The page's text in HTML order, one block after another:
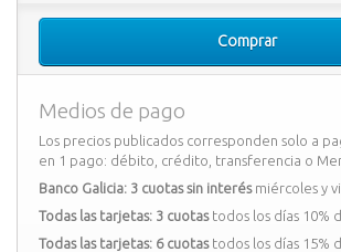
Comprar
Medios de pago
Los precios publicados corresponden solo a
en 1 pago: débito, crédito, transferencia o
Banco Galicia: 3 cuotas sin interésmiércoles y
Todas las tarjetas: 3 cuotastodos los días 10%
Todas las tarjetas: 6 cuotastodos los días 15%